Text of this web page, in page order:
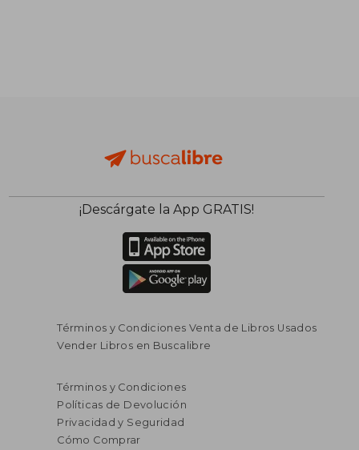
¡Descárgate la App GRATIS!
Términos y Condiciones Venta de Libros Usados
Vender Libros en Buscalibre
Términos y Condiciones
Políticas de Devolución
Privacidad y Seguridad
Cómo Comprar